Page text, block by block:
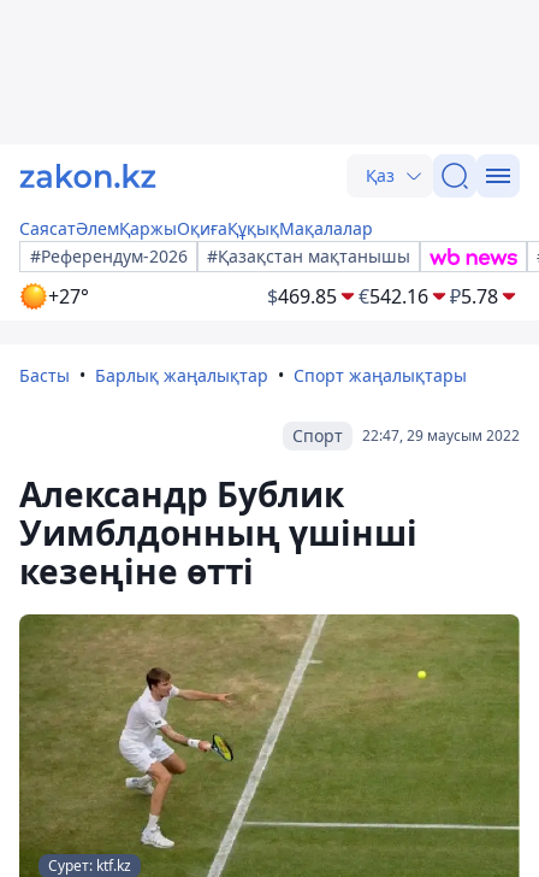
Қаз
СаясатӘлемҚаржыОқиғаҚұқықМақалалар
#Референдум-2026
#Қазақстан мақтанышы
+27° $469.85 €542.16 ₽5.78
Басты Барлық жаңалықтар Спорт жаңалықтары
22:47, 29 маусым 2022
Спорт
Александр Бублик
Уимблдонның үшінші
кезеңіне өтті
Сурет: ktf.kz